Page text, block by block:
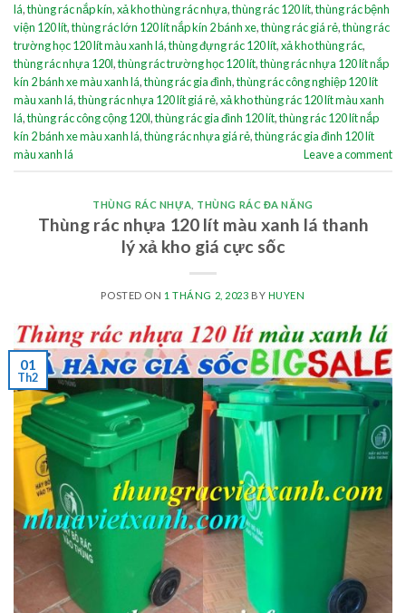
lá,thùng rác nắp kín,xả kho thùng rác nhựa,thùng rác 120 lít,thùng rác bệnh
viện 120 lít,thùng rác lớn 120 lít nắp kín 2 bánh xe,thùng rác giá rẻ,thùng rác
trường học 120 lít màu xanh lá,thùng đựng rác 120 lít,xả kho thùng rác,
thùng rác nhựa 120l,thùng rác trường học 120 lít,thùng rác nhựa 120 lít nắp
kín 2 bánh xe màu xanh lá,thùng rác gia đình,thùng rác công nghiệp 120 lít
màu xanh lá,thùng rác nhựa 120 lít giá rẻ,xả kho thùng rác 120 lít màu xanh
lá,thùng rác công cộng 120l,thùng rác gia đình 120 lít,thùng rác 120 lít nắp
kín 2 bánh xe màu xanh lá,thùng rác nhựa giá rẻ,thùng rác gia đình 120 lít
màu xanh lá
Leave a comment
THÙNG RÁC NHỰA THÙNG RÁC ĐA NĂNG
Thùng rác nhựa 120 lít màu xanh lá thanh
lý xả kho giá cực sốc
POSTED ON 1 THÁNG 2, 2023 BY HUYEN
01
Th2